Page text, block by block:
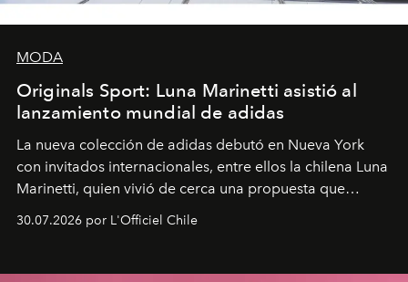
MODA
Originals Sport: Luna Marinetti asistió al
lanzamiento mundial de adidas
La nueva colección de adidas debutó en Nueva York
con invitados internacionales, entre ellos la chilena Luna
Marinetti, quien vivió de cerca una propuesta que
30.07.2026 por L'Officiel Chile